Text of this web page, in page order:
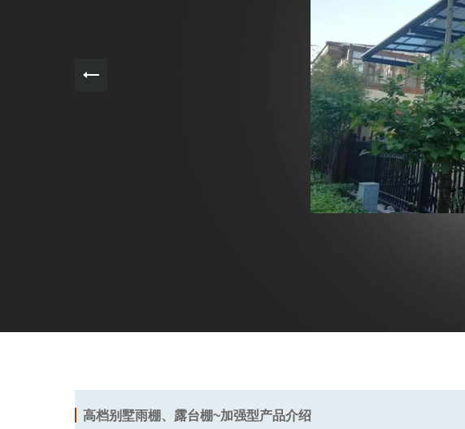
高档别墅雨棚、露台棚~加强型产品介绍